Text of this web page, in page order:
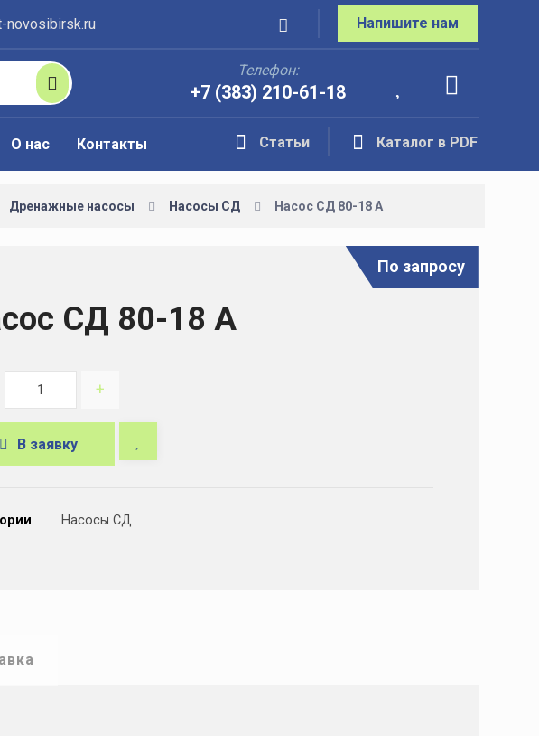
novosibirsk.ru Напишите нам
Телефон:
+7 (383) 210-61-18
О нас Контакты Каталог в PDF
Статьи
Дренажные насосы Насосы СД Насос СД 80-18 А
СД 80-18 А
По запросу
+
В заявку
Насосы СД